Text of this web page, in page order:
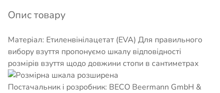
Опис товару
Матеріал: Етиленвінілацетат (EVA) Для правильного
вибору взуття пропонуємо шкалу відповідності
розмірів взуття щодо довжини стопи в сантиметрах
Постачальник і розробник: BECO Beermann GmbH &